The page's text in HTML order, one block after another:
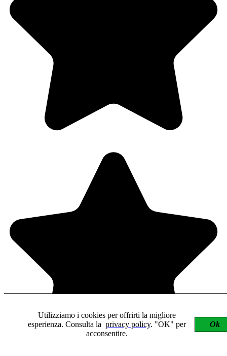
Utilizziamo i cookies per offrirti la migliore
esperienza. Consulta la privacy policy. "OK" per
acconsentire.
Ok